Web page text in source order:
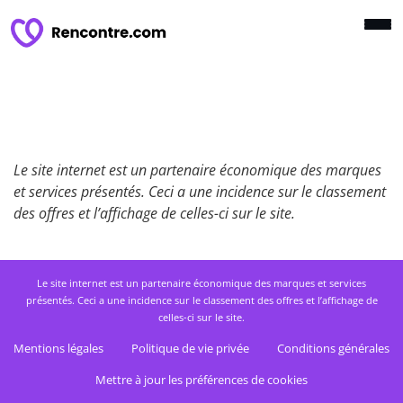
Le site internet est un partenaire économique des marques
et services présentés. Ceci a une incidence sur le classement
des offres et l’affichage de celles-ci sur le site.
Le site internet est un partenaire économique des marques et services
présentés. Ceci a une incidence sur le classement des offres et l’affichage de
celles-ci sur le site.
Mentions légales Politique de vie privée
Conditions générales
Mettre à jour les préférences de cookies